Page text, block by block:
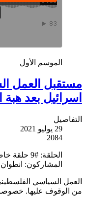
الموسم الأول
مستقبل العمل
اسرائيل بعد هبة ايار
التفاصيل
29 يوليو 2021
2084
الحلقة: #9 حلقة خاصة
المشاركون:
العمل السياسي
من الوقوف عليها. خصوصا